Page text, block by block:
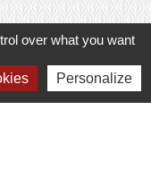
over what you want
Personalize